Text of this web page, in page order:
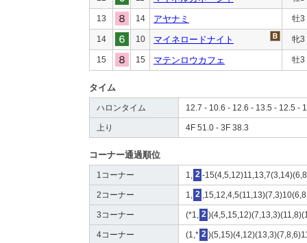
13 14 アヤナミ 牡3
14 10 マイネロードナイト 牝3
15 15 マテンロウカフェ 牡3
タイム
ハロンタイム 12.7 - 10.6 - 12.6 - 13.5 - 12.5 -
上り 4F 51.0 - 3F 38.3
コーナー通過順位
1コーナー 1, 2 -
2コーナー 1, 2
3コーナー (*1, 2
4コーナー (1,* 2